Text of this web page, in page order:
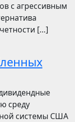
с агрессивным
[…]
среду
системы США